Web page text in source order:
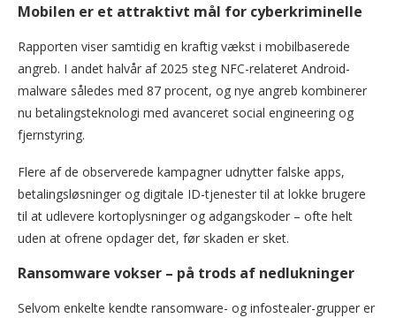
Mobilen er et attraktivt mål for cyberkriminelle
Rapporten viser samtidig en kraftig vækst i mobilbaserede
angreb. I andet halvår af 2025 steg NFC-relateret Android-
malware således med 87 procent, og nye angreb kombinerer
nu betalingsteknologi med avanceret social engineering og
fjernstyring.
Flere af de observerede kampagner udnytter falske apps,
betalingsløsninger og digitale ID-tjenester til at lokke brugere
til at udlevere kortoplysninger og adgangskoder – ofte helt
uden at ofrene opdager det, før skaden er sket.
Ransomware vokser – på trods af nedlukninger
Selvom enkelte kendte ransomware- og infostealer-grupper er